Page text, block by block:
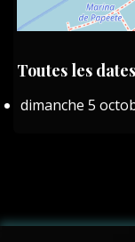
Toutes les dates
dimanche 5